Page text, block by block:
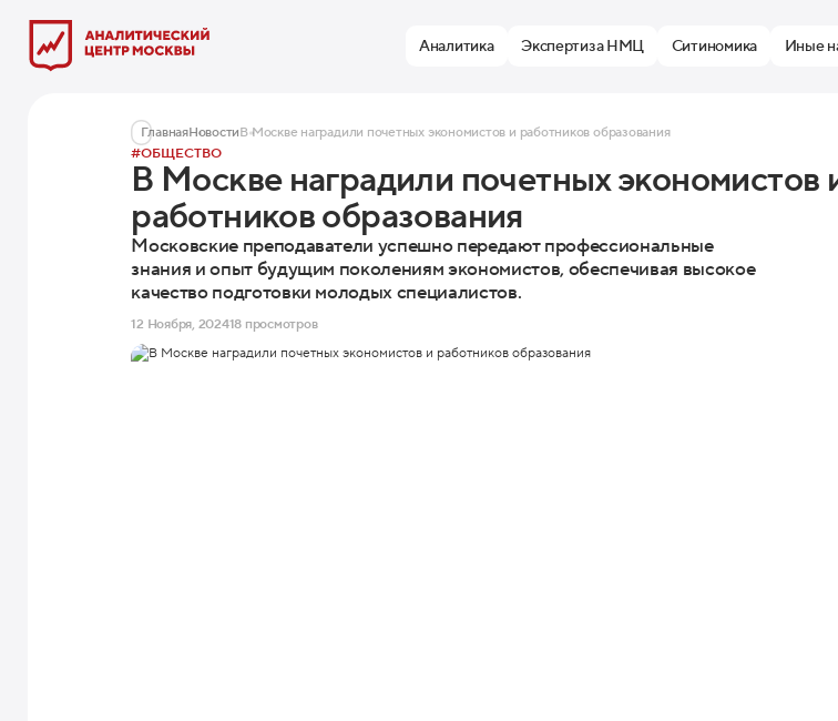
Аналитика Экспертиза НМЦ Ситиномика Иные
ГлавнаяНовостиВ Москве наградили почетных экономистов и работников образования
#ОБЩЕСТВО
В Москве наградили почетных экономистов
работников образования
Московские преподаватели успешно передают профессиональные
знания и опыт будущим поколениям экономистов, обеспечивая высокое
качество подготовки молодых специалистов.
12 Ноября, 202418 просмотров